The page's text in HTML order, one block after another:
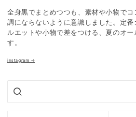
全身黒でまとめつつも、素材や小物で
調にならないように意識しました。定
ルエットや小物で差をつける、夏のオ
す。
instagram →